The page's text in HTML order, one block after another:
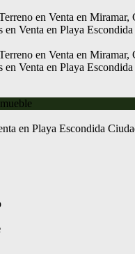
en Playa Escondida